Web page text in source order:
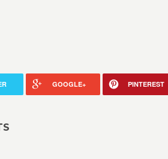
GOOGLE+ PINTEREST